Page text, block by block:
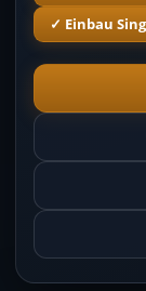
✓ Einbau